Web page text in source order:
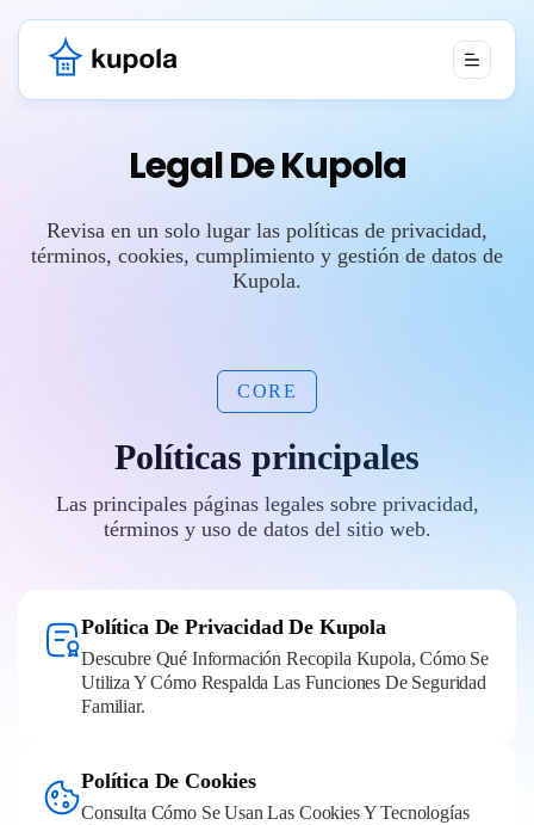
Legal De Kupola
Revisa en un solo lugar las políticas de privacidad,
términos, cookies, cumplimiento y gestión de datos de
Kupola.
CORE
Políticas principales
Las principales páginas legales sobre privacidad,
términos y uso de datos del sitio web.
Política De Privacidad De Kupola
Descubre Qué Información Recopila Kupola, Cómo Se
Utiliza Y Cómo Respalda Las Funciones De Seguridad
Familiar.
Política De Cookies
Consulta Cómo Se Usan Las Cookies Y Tecnologías